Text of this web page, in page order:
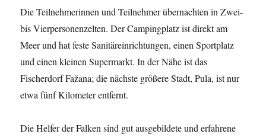
Die Teilnehmerinnen und Teilnehmer übernachten in Zwei-
bis Vierpersonenzelten. Der Campingplatz ist direkt am
Meer und hat feste Sanitäreinrichtungen, einen Sportplatz
und einen kleinen Supermarkt. In der Nähe ist das
Fischerdorf Fažana; die nächste größere Stadt, Pula, ist nur
etwa fünf Kilometer entfernt.
Die Helfer der Falken sind gut ausgebildete und erfahrene